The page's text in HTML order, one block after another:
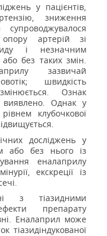
у пацієнтів,
зниження
супроводжувалося
артерій зі
і незначним
без таких змін.
зазвичай
швидкість
Ознак
Однак у
клубочкової
досліджень у
або без нього із
еналаприлу
екскреції із
з тіазидними
препарату
Еналаприл може
тіазидіндукованої